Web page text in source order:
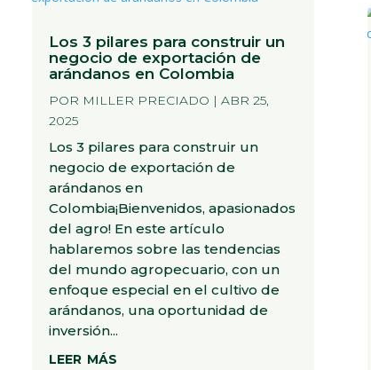
Los 3 pilares para construir un
negocio de exportación de
arándanos en Colombia
POR MILLER PRECIADO | ABR 25,
2025
Los 3 pilares para construir un
negocio de exportación de
arándanos en
Colombia¡Bienvenidos, apasionados
del agro! En este artículo
hablaremos sobre las tendencias
del mundo agropecuario, con un
enfoque especial en el cultivo de
arándanos, una oportunidad de
inversión...
leer más